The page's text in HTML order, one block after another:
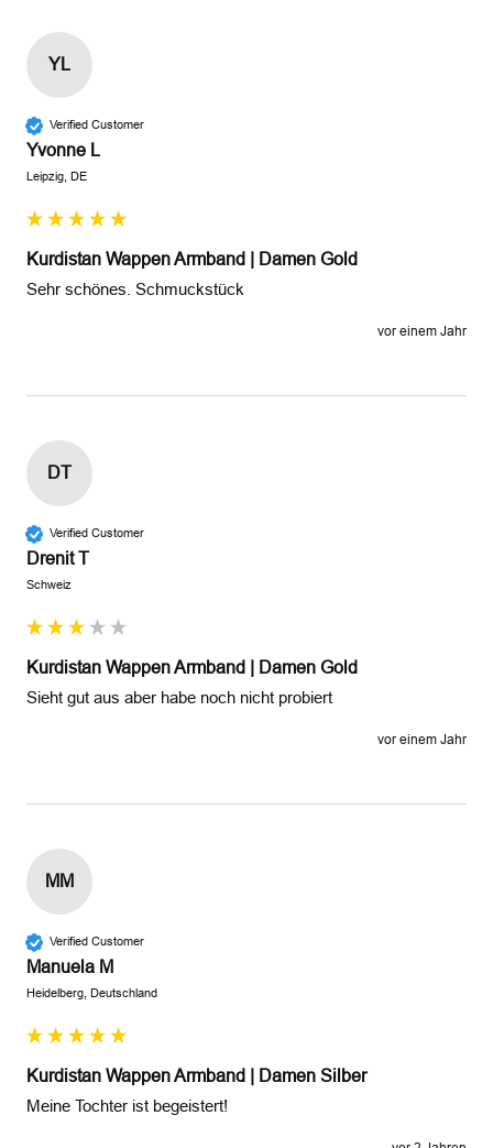
YL
Verified Customer
Yvonne L
Leipzig, DE
Kurdistan Wappen Armband | Damen Gold
Sehr schönes. Schmuckstück
vor einem Jahr
DT
Verified Customer
Drenit T
Schweiz
Kurdistan Wappen Armband | Damen Gold
Sieht gut aus aber habe noch nicht probiert
vor einem Jahr
MM
Verified Customer
Manuela M
Heidelberg, Deutschland
Kurdistan Wappen Armband | Damen Silber
Meine Tochter ist begeistert!